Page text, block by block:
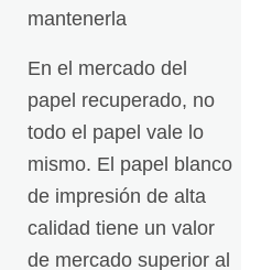
mantenerla
En el mercado del
papel recuperado, no
todo el papel vale lo
mismo. El papel blanco
de impresión de alta
calidad tiene un valor
de mercado superior al